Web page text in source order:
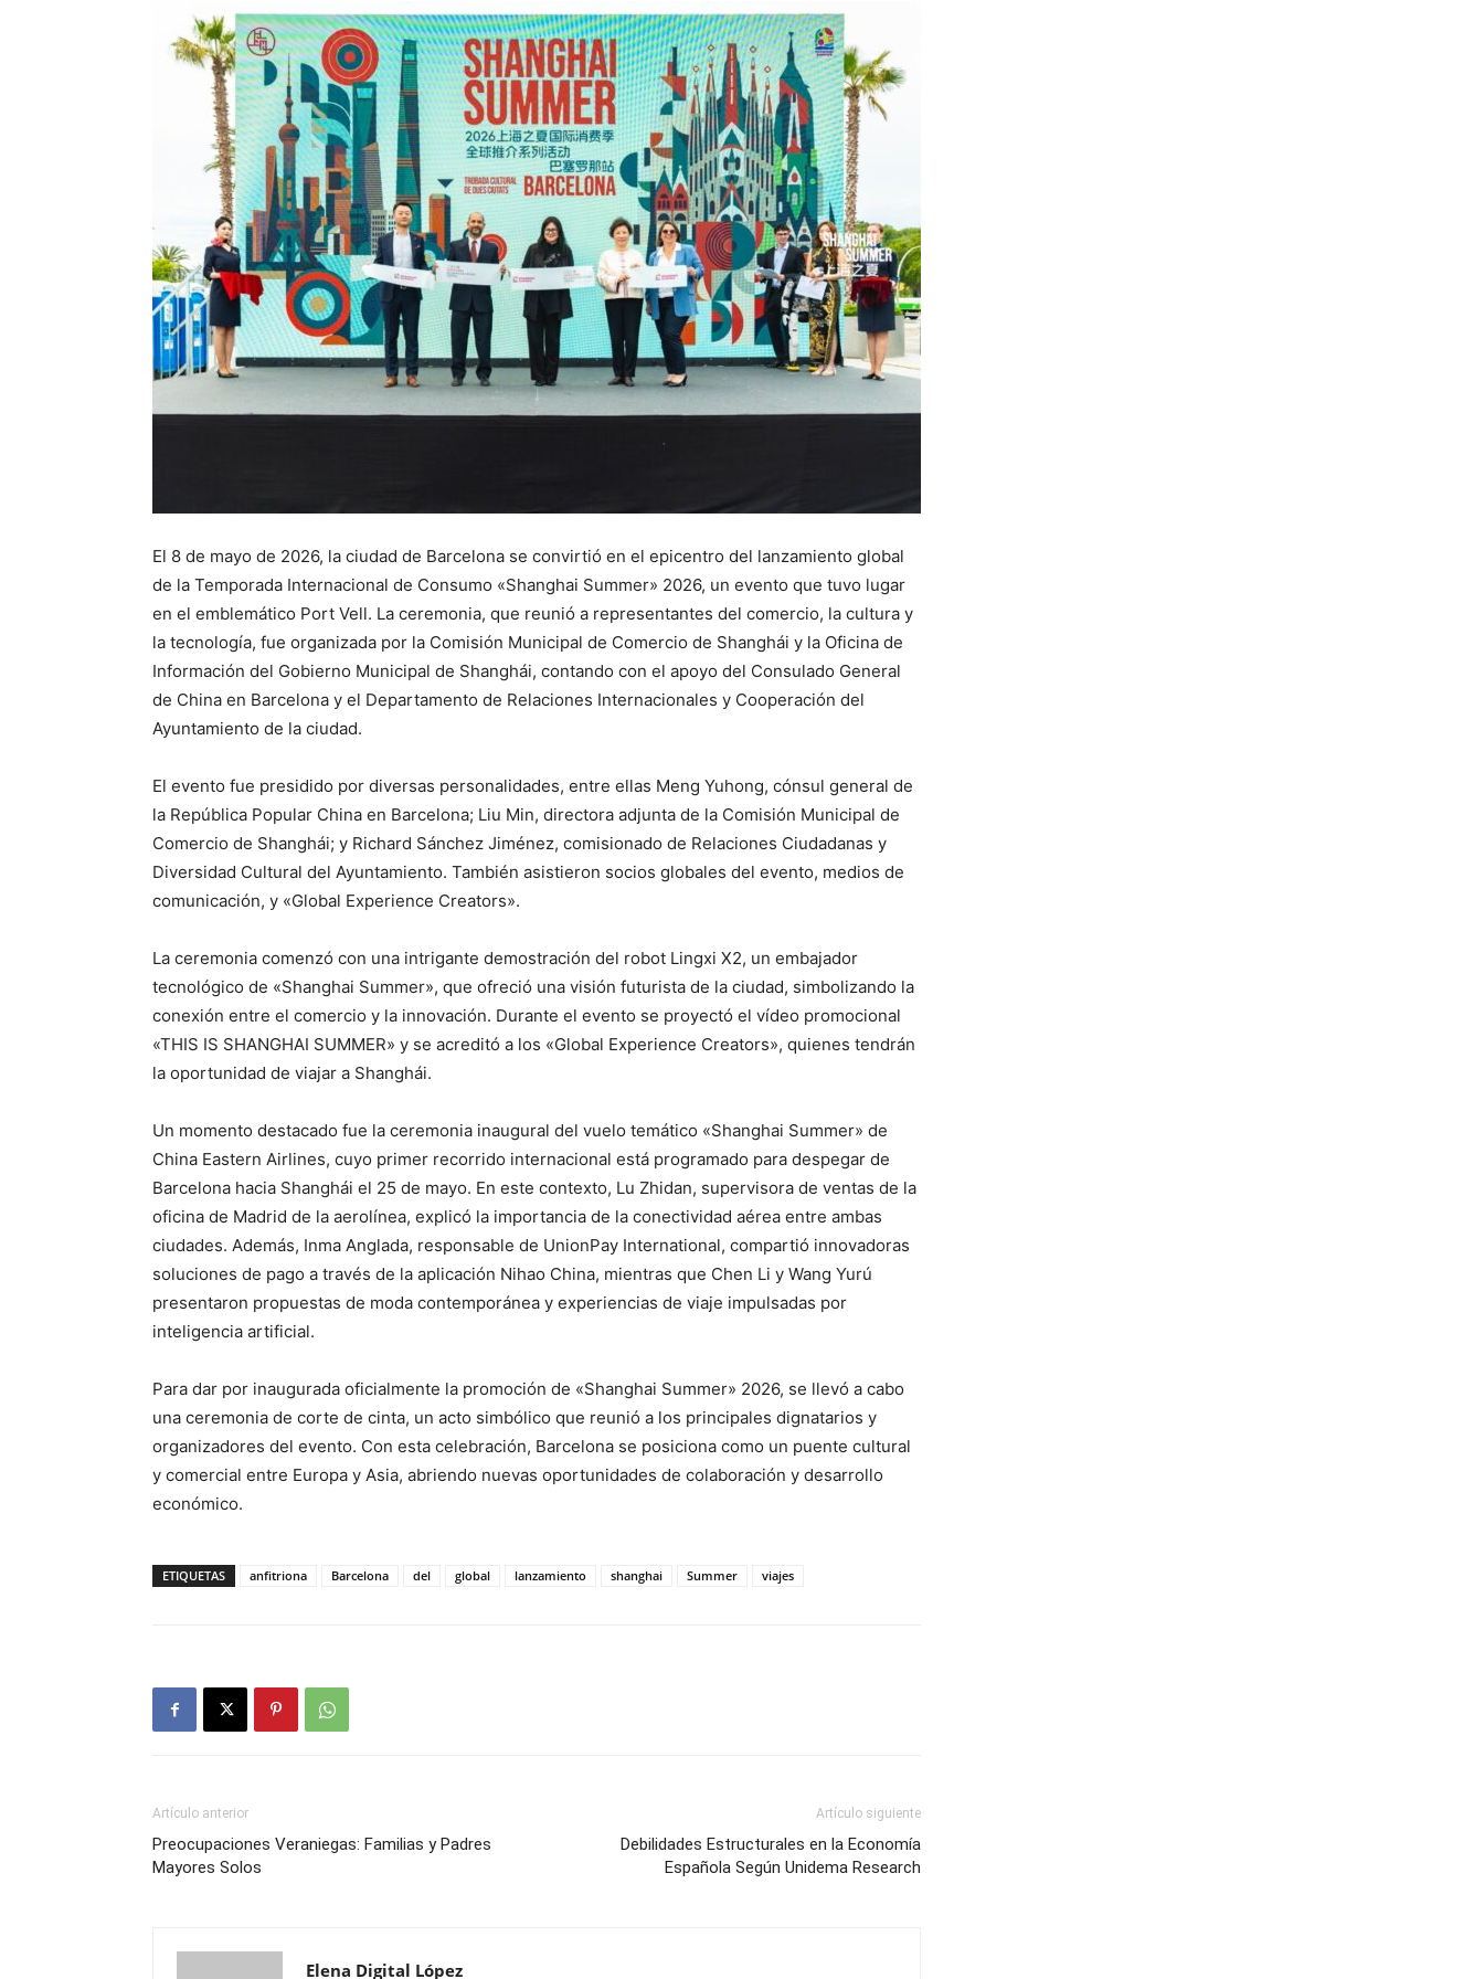
El 8 de mayo de 2026, la ciudad de Barcelona se convirtió en el epicentro del lanzamiento global
de la Temporada Internacional de Consumo «Shanghai Summer» 2026, un evento que tuvo lugar
en el emblemático Port Vell. La ceremonia, que reunió a representantes del comercio, la cultura y
la tecnología, fue organizada por la Comisión Municipal de Comercio de Shanghái y la Oficina de
Información del Gobierno Municipal de Shanghái, contando con el apoyo del Consulado General
de China en Barcelona y el Departamento de Relaciones Internacionales y Cooperación del
Ayuntamiento de la ciudad.
El evento fue presidido por diversas personalidades, entre ellas Meng Yuhong, cónsul general de
la República Popular China en Barcelona; Liu Min, directora adjunta de la Comisión Municipal de
Comercio de Shanghái; y Richard Sánchez Jiménez, comisionado de Relaciones Ciudadanas y
Diversidad Cultural del Ayuntamiento. También asistieron socios globales del evento, medios de
comunicación, y «Global Experience Creators».
La ceremonia comenzó con una intrigante demostración del robot Lingxi X2, un embajador
tecnológico de «Shanghai Summer», que ofreció una visión futurista de la ciudad, simbolizando la
conexión entre el comercio y la innovación. Durante el evento se proyectó el vídeo promocional
«THIS IS SHANGHAI SUMMER» y se acreditó a los «Global Experience Creators», quienes tendrán
la oportunidad de viajar a Shanghái.
Un momento destacado fue la ceremonia inaugural del vuelo temático «Shanghai Summer» de
China Eastern Airlines, cuyo primer recorrido internacional está programado para despegar de
Barcelona hacia Shanghái el 25 de mayo. En este contexto, Lu Zhidan, supervisora de ventas de la
oficina de Madrid de la aerolínea, explicó la importancia de la conectividad aérea entre ambas
ciudades. Además, Inma Anglada, responsable de UnionPay International, compartió innovadoras
soluciones de pago a través de la aplicación Nihao China, mientras que Chen Li y Wang Yurú
presentaron propuestas de moda contemporánea y experiencias de viaje impulsadas por
inteligencia artificial.
Para dar por inaugurada oficialmente la promoción de «Shanghai Summer» 2026, se llevó a cabo
una ceremonia de corte de cinta, un acto simbólico que reunió a los principales dignatarios y
organizadores del evento. Con esta celebración, Barcelona se posiciona como un puente cultural
y comercial entre Europa y Asia, abriendo nuevas oportunidades de colaboración y desarrollo
económico.
ETIQUETAS anfitriona Barcelona del global lanzamiento shanghai Summer viajes
Artículo anterior
Preocupaciones Veraniegas: Familias y Padres
Mayores Solos
Artículo siguiente
Debilidades Estructurales en la Economía
Española Según Unidema Research
Elena Digital López